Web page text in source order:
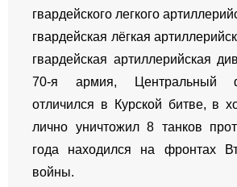
гвардейского легкого
гвардейская лёгкая
гвардейская артиллерийская
70-я армия, Центральный
отличился в Курской битве, в
лично уничтожил 8 танков
года находился на фронтах
войны.